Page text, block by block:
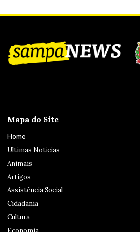
Mapa do Site
Home
Ultimas Noticias
Animais
Artigos
Assistência Social
Cidadania
Cultura
Economia